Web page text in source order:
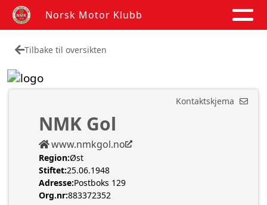
Norsk Motor Klubb
Tilbake til oversikten
Kontaktskjema
NMK Gol
www.nmkgol.no
Region:Øst
Stiftet:25.06.1948
Adresse:Postboks 129
Org.nr:883372352